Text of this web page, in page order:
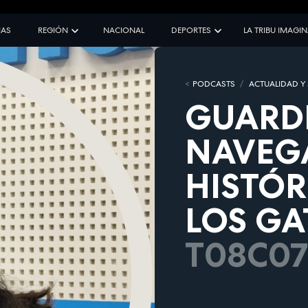
REGIÓN NACIONAL DEPORTES LA TRIBU
PODCASTS ACTUALIDAD
LOS